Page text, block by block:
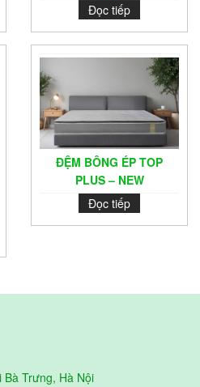
Đọc tiếp
ĐỆM BÔNG ÉP TOP
PLUS – NEW
Đọc tiếp
Trưng, Hà Nội